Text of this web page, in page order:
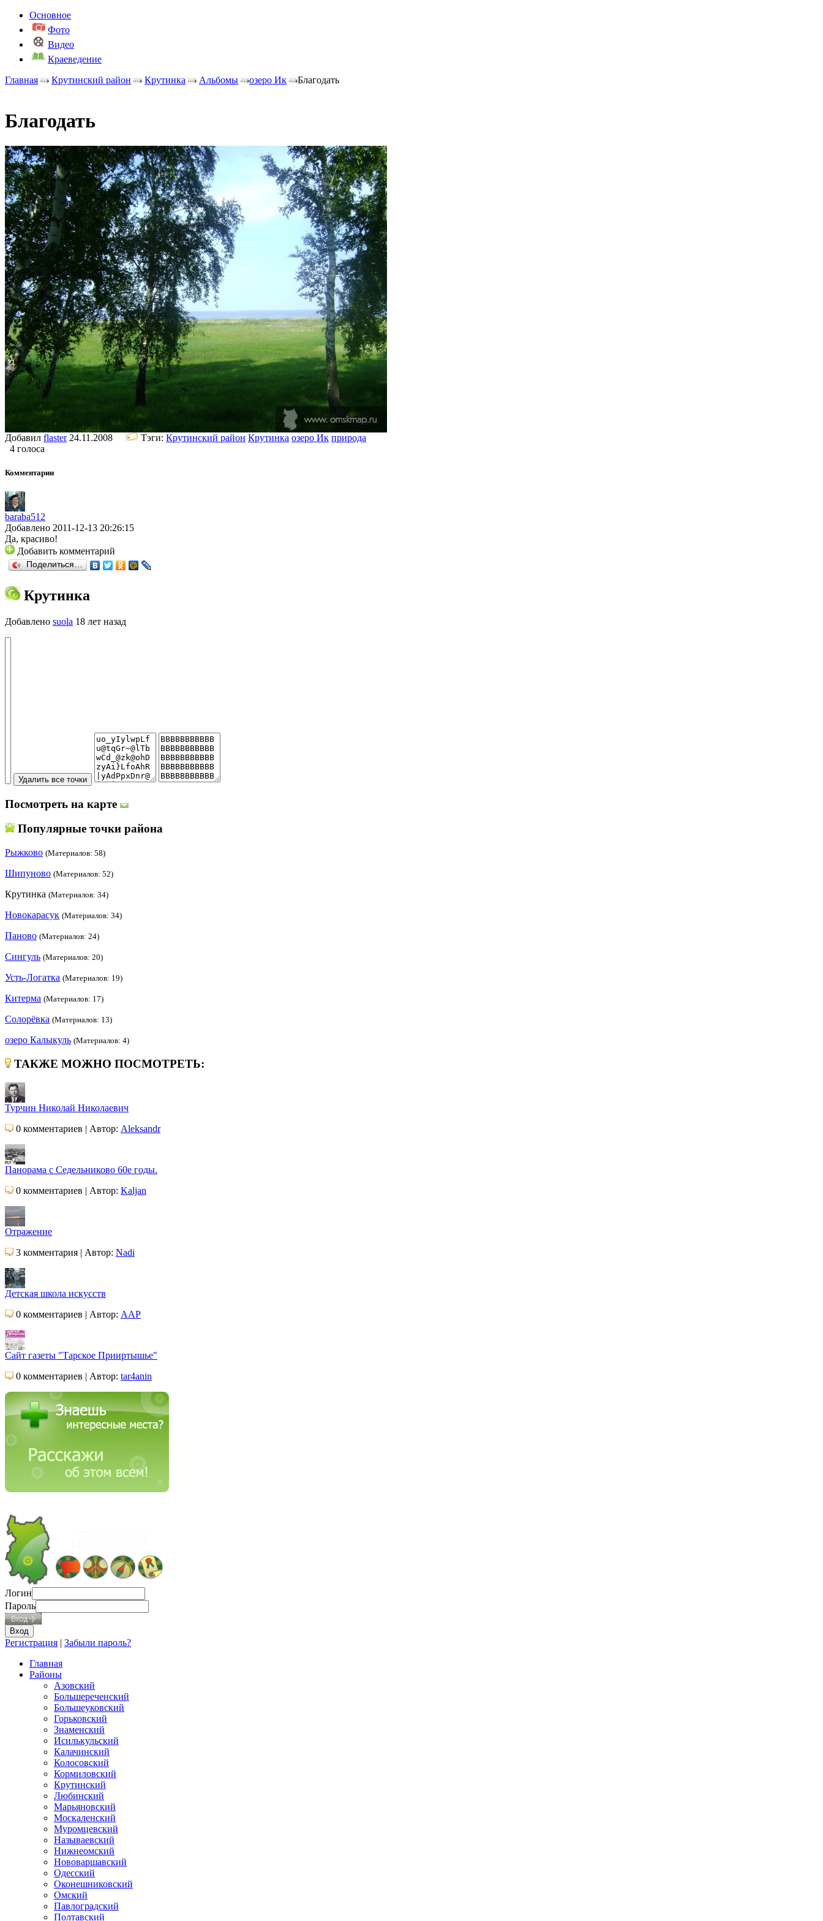
Основное
Фото
Видео
Краеведение
Главная
Крутинский район Крутинка Альбомы озеро Ик Благодать
Благодать
Добавил flaster24.11.2008 Тэги: Крутинский район Крутинка озеро Ик природа
4 голоса
Комментарии
baraba512
Добавлено 2011-12-13 20:26:15
Да, красиво!
Добавить комментарий
Поделиться…
Крутинка
Добавлено suola 18 лет назад
Посмотреть на карте
Популярные точки района
Рыжково (Материалов: 58)
Шипуново (Материалов: 52)
Крутинка (Материалов: 34)
Новокарасук (Материалов: 34)
Паново (Материалов: 24)
Сингуль (Материалов: 20)
Усть-Логатка (Материалов: 19)
Китерма (Материалов: 17)
Солорёвка (Материалов: 13)
озеро Калыкуль (Материалов: 4)
ТАКЖЕ МОЖНО ПОСМОТРЕТЬ:
Турчин Николай Николаевич
0 комментариев | Автор: Aleksandr
Панорама с Седельниково 60е годы.
0 комментариев | Автор: Kaljan
Отражение
3 комментария | Автор: Nadi
Детская школа искусств
0 комментариев | Автор: AAP
Сайт газеты "Тарское Прииртышье"
0 комментариев | Автор: tar4anin
Логин
Пароль
Регистрация | Забыли пароль?
Главная
Районы
Азовский
Большереченский
Большеуковский
Горьковский
Знаменский
Исилькульский
Калачинский
Колосовский
Кормиловский
Крутинский
Любинский
Марьяновский
Москаленский
Муромцевский
Называевский
Нижнеомский
Нововаршавский
Одесский
Оконешниковский
Омский
Павлоградский
Полтавский